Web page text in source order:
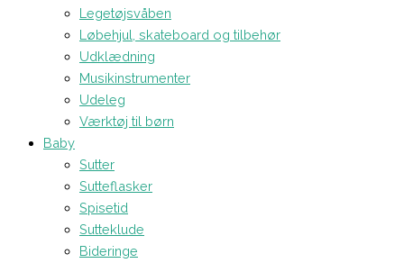
Legetøjsvåben
Løbehjul, skateboard og tilbehør
Udklædning
Musikinstrumenter
Udeleg
Værktøj til børn
Baby
Sutter
Sutteflasker
Spisetid
Sutteklude
Bideringe